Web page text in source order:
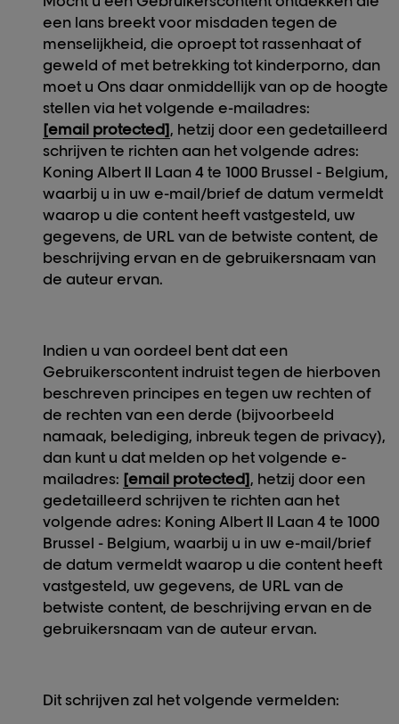
een lans breekt voor misdaden tegen de
menselijkheid, die oproept tot rassenhaat of
geweld of met betrekking tot kinderporno, dan
moet u Ons daar onmiddellijk van op de hoogte
stellen via het volgende e-mailadres:
[email protected], hetzij door een gedetailleerd
schrijven te richten aan het volgende adres:
Koning Albert II Laan 4 te 1000 Brussel - Belgium,
waarbij u in uw e-mail/brief de datum vermeldt
waarop u die content heeft vastgesteld, uw
gegevens, de URL van de betwiste content, de
beschrijving ervan en de gebruikersnaam van
de auteur ervan.
Indien u van oordeel bent dat een
Gebruikerscontent indruist tegen de hierboven
beschreven principes en tegen uw rechten of
de rechten van een derde (bijvoorbeeld
namaak, belediging, inbreuk tegen de privacy),
dan kunt u dat melden op het volgende e-
mailadres: [email protected], hetzij door een
gedetailleerd schrijven te richten aan het
volgende adres: Koning Albert II Laan 4 te 1000
Brussel - Belgium, waarbij u in uw e-mail/brief
de datum vermeldt waarop u die content heeft
vastgesteld, uw gegevens, de URL van de
betwiste content, de beschrijving ervan en de
gebruikersnaam van de auteur ervan.
Dit schrijven zal het volgende vermelden: